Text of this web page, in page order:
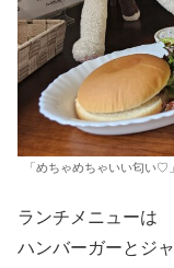
「めちゃめちゃいい匂い♡
ランチメニューは
ハンバーガーとジ